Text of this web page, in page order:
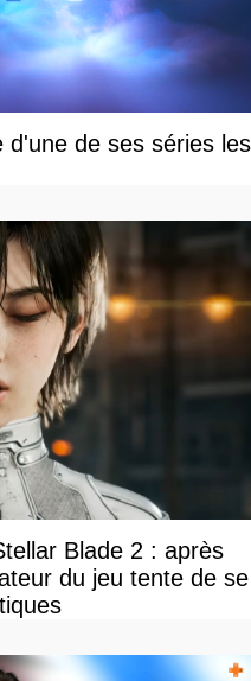
d'une de ses séries les
Blade 2 : après
du jeu tente de se